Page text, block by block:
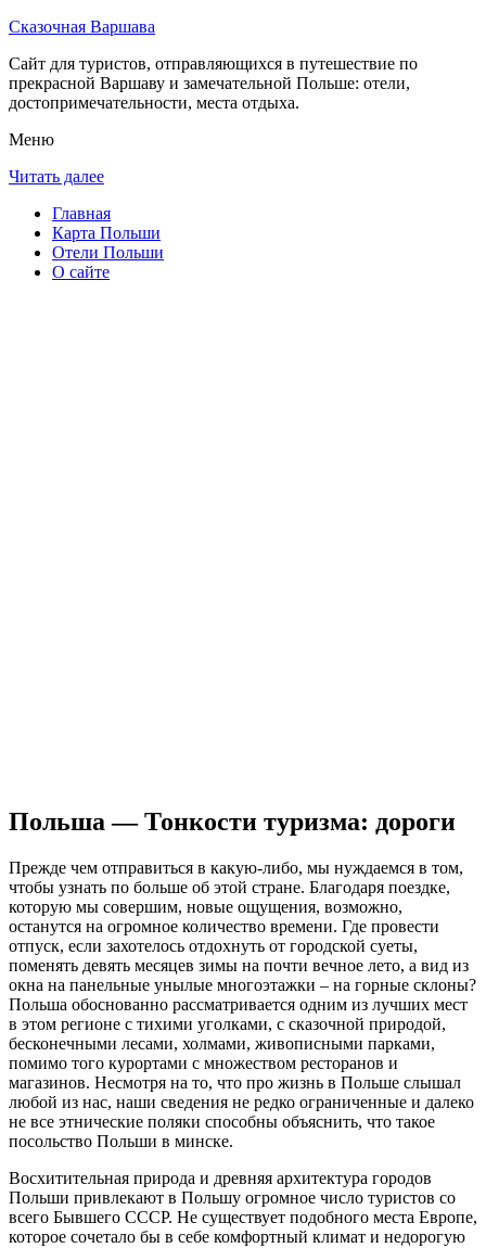
Сказочная Варшава
Сайт для туристов, отправляющихся в путешествие по
прекрасной Варшаву и замечательной Польше: отели,
достопримечательности, места отдыха.
Меню
Читать далее
Главная
Карта Польши
Отели Польши
О сайте
Польша — Тонкости туризма: дороги
Прежде чем отправиться в какую-либо, мы нуждаемся в том,
чтобы узнать по больше об этой стране. Благодаря поездке,
которую мы совершим, новые ощущения, возможно,
останутся на огромное количество времени. Где провести
отпуск, если захотелось отдохнуть от городской суеты,
поменять девять месяцев зимы на почти вечное лето, а вид из
окна на панельные унылые многоэтажки – на горные склоны?
Польша обоснованно рассматривается одним из лучших мест
в этом регионе с тихими уголками, с сказочной природой,
бесконечными лесами, холмами, живописными парками,
помимо того курортами с множеством ресторанов и
магазинов. Несмотря на то, что про жизнь в Польше слышал
любой из нас, наши сведения не редко ограниченные и далеко
не все этнические поляки способны объяснить, что такое
посольство Польши в минске.
Восхитительная природа и древняя архитектура городов
Польши привлекают в Польшу огромное число туристов со
всего Бывшего СССР. Не существует подобного места Европе,
которое сочетало бы в себе комфортный климат и недорогую